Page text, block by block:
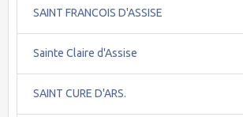
SAINT FRANCOIS D'ASSISE
Sainte Claire d'Assise
SAINT CURE D'ARS.